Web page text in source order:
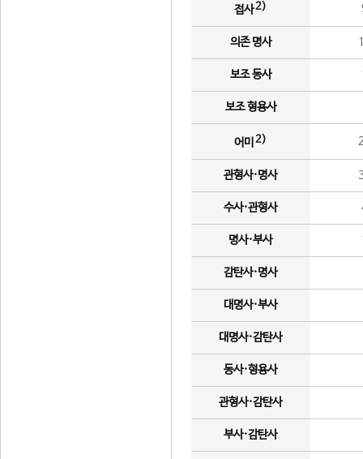
접사2)
의존 명사
보조 동사
보조 형용사
어미 2)
관형사·명사
수사·관형사
명사·부사
감탄사·명사
대명사·부사
대명사·감탄사
동사·형용사
관형사·감탄사
부사·감탄사